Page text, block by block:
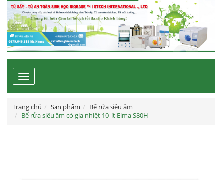
Toggle
navigation
Trang chủ Sản phẩm
Bể rửa siêu âm
Bể rửa siêu âm có gia nhiệt 10 lít Elma S80H